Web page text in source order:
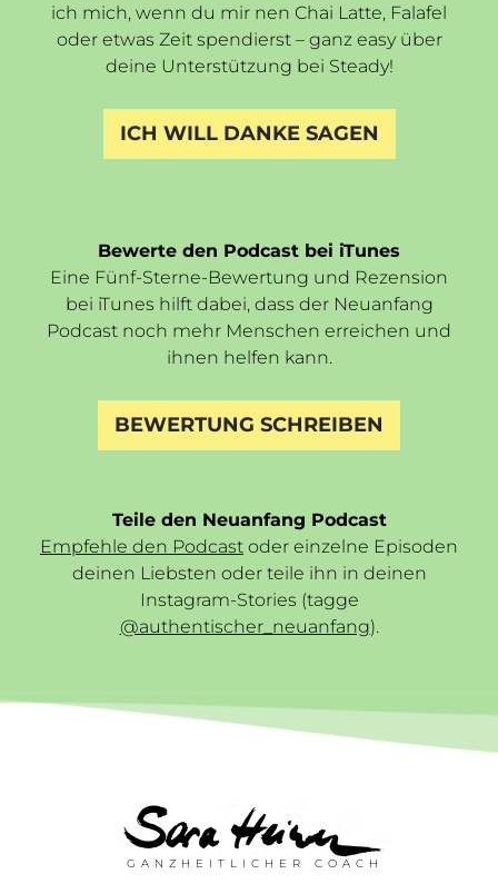
ich mich, wenn du mir nen Chai Latte, Falafel
oder etwas Zeit spendierst – ganz easy über
deine Unterstützung bei Steady!
ICH WILL DANKE SAGEN
Bewerte den Podcast bei iTunes
Eine Fünf-Sterne-Bewertung und Rezension
bei iTunes hilft dabei, dass der Neuanfang
Podcast noch mehr Menschen erreichen und
ihnen helfen kann.
BEWERTUNG SCHREIBEN
Teile den Neuanfang Podcast
Empfehle den Podcast oder einzelne Episoden
deinen Liebsten oder teile ihn in deinen
Instagram-Stories (tagge
@authentischer_neuanfang).
GANZHEITLICHER COACH